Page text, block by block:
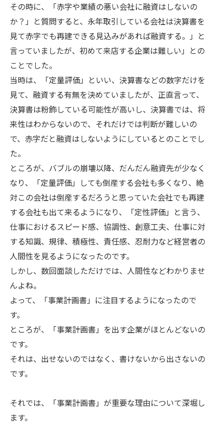
その時に、「赤字や業績の悪い会社に融資はしないの
か？」と質問すると、永年取引している会社は決算書を
見て赤字でも再建できる見込みがあれば融資する。」と
言っていましたが、初めて来店する企業は難しい」との
ことでした。
当時は、「定量評価」といい、決算書などの数字だけを
見て、融資する有無を決めていましたが、正直言って、
決算書は粉飾している可能性が高いし、決算書では、将
来性はわからないので、それだけでは判断が難しいの
で、赤字だと融資はしないようにしているとのことでし
た。
ところが、バブルの崩壊以降、だんだん融資先が少なく
なり、「定量評価」しても倒産する会社も多くなり、絶
対この会社は倒産するだろうと思っていた会社でも再建
する会社も出て来るようになり、「定性評価」と言う、
仕事におけるスピード感、協調性、創意工夫、仕事に対
する知識、規律、積極性、責任感、忍耐力など経営者の
人間性を見るようになったのです。
しかし、数回面談しただけでは、人間性などわかりませ
んよね。
よって、「事業計画書」に注目するようになったので
す。
ところが、「事業計画書」を出す企業がほとんどないの
です。
それは、出せないのではなく、書けないから出さないの
です。
それでは、「事業計画書」が重要な理由について深堀し
ます。